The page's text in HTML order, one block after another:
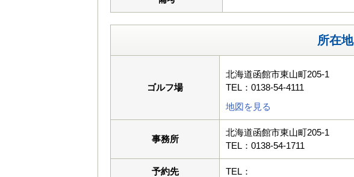
所在地
ゴルフ場
北海道函館市東山町205-1
TEL：0138-54-4111
地図を見る
事務所
北海道函館市東山町205-1
TEL：0138-54-1711
予約先 TEL：